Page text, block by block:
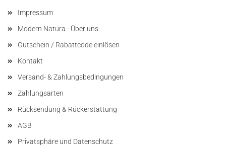
Impressum
Modern Natura - Über uns
Gutschein / Rabattcode einlösen
Kontakt
Versand- & Zahlungsbedingungen
Zahlungsarten
Rücksendung & Rückerstattung
AGB
Privatsphäre und Datenschutz